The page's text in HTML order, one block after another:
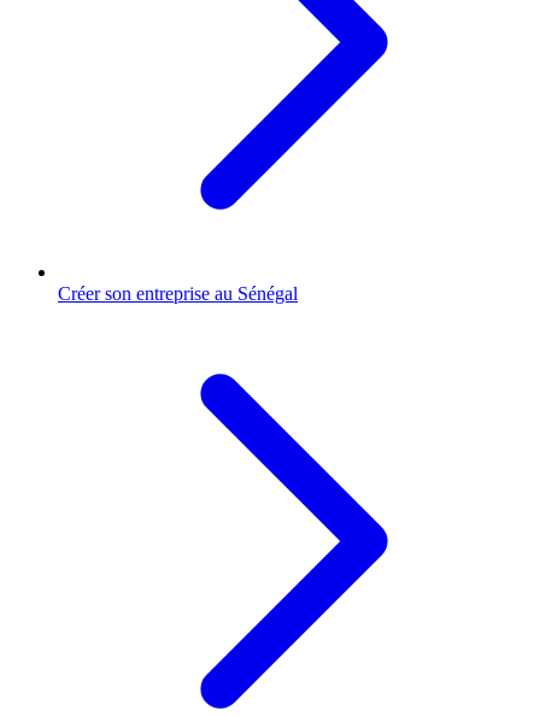
Créer son entreprise au Sénégal